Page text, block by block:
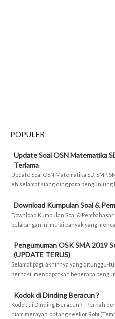
POPULER
Update Soal OSN Matematika
Terlama
Update Soal OSN Matematika SD, SMP,
eh selamat siang ding para pengunjung
Download Kumpulan Soal &
Download Kumpulan Soal &
belakangan ini mulai banyak yang
Pengumuman OSK SMA 2019
(UPDATE TERUS)
Selamat pagi, akhirnya yang ditunggu-
berhasil mendapatkan beberapa
Kodok di Dinding Beracun ?
Kodok di Dinding Beracun ? - Pernah
diam merayap, datang seekor Robi